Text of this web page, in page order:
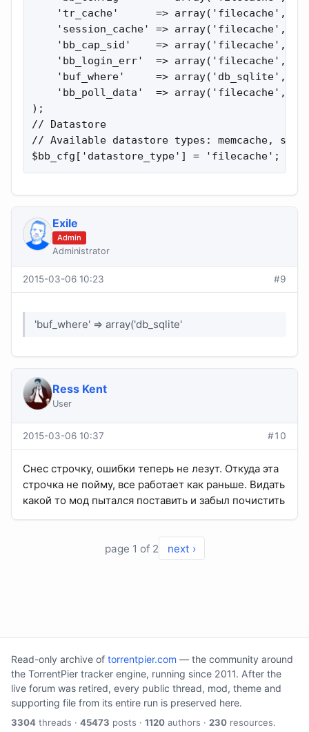
'tr_cache'      => array('filecache',
'session_cache' => array('filecache',
'bb_cap_sid'    => array('filecache',
'bb_login_err'  => array('filecache',
'buf_where'     => array('db_sqlite',
'bb_poll_data'  => array('filecache',
);
// Datastore
// Available datastore types: memcache,
$bb_cfg['datastore_type'] = 'filecache';
Exile
Admin
Administrator
2015-03-06 10:23 #9
'buf_where' => array('db_sqlite'
Ress Kent
User
2015-03-06 10:37 #10
Снес строчку, ошибки теперь не лезут. Откуда эта
строчка не пойму, все работает как раньше. Видать
какой то мод пытался поставить и забыл почистить
page 1 of 2 next ›
Read-only archive of torrentpier.com — the community around
the TorrentPier tracker engine, running since 2011. After the
live forum was retired, every public thread, mod, theme and
supporting file from its entire run is preserved here.
3304 threads · 45473 posts · 1120 authors · 230 resources.